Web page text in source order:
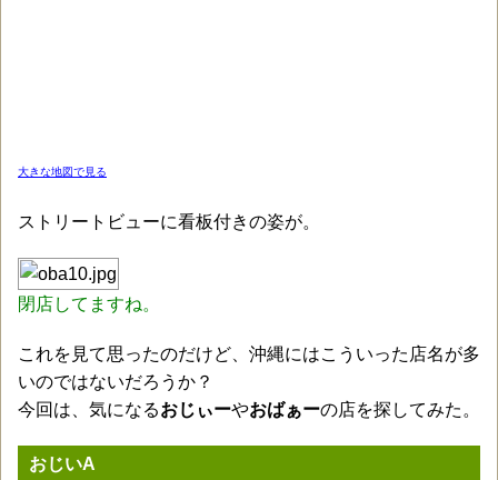
大きな地図で見る
ストリートビューに看板付きの姿が。
閉店してますね。
これを見て思ったのだけど、沖縄にはこういった店名が多
いのではないだろうか？
今回は、気になるおじぃーやおばぁーの店を探してみた。
おじいA